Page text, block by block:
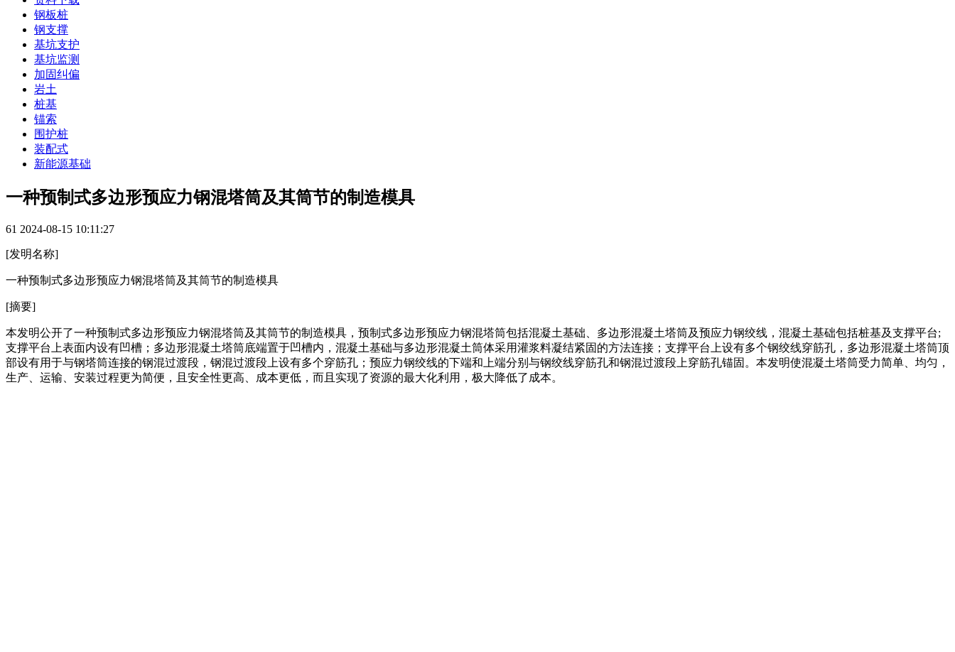
钢板桩
钢支撑
基坑支护
基坑监测
加固纠偏
岩土
桩基
锚索
围护桩
装配式
新能源基础
一种预制式多边形预应力钢混塔筒及其筒节的制造模具
61 2024-08-15 10:11:27
[发明名称]
一种预制式多边形预应力钢混塔筒及其筒节的制造模具
[摘要]
本发明公开了一种预制式多边形预应力钢混塔筒及其筒节的制造模具，预制式多边形预应力钢混塔筒包括混凝土基础、多边形混凝土塔筒及预应力钢绞线，混凝土基础包括桩基及支撑平台;
支撑平台上表面内设有凹槽；多边形混凝土塔筒底端置于凹槽内，混凝土基础与多边形混凝土筒体采用灌浆料凝结紧固的方法连接；支撑平台上设有多个钢绞线穿筋孔，多边形混凝土塔筒顶
部设有用于与钢塔筒连接的钢混过渡段，钢混过渡段上设有多个穿筋孔；预应力钢绞线的下端和上端分别与钢绞线穿筋孔和钢混过渡段上穿筋孔锚固。本发明使混凝土塔筒受力简单、均匀，
生产、运输、安装过程更为简便，且安全性更高、成本更低，而且实现了资源的最大化利用，极大降低了成本。